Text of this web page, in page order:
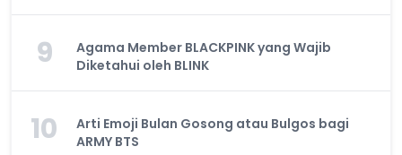
9
Agama Member BLACKPINK yang Wajib
Diketahui oleh BLINK
10
Arti Emoji Bulan Gosong atau Bulgos bagi
ARMY BTS